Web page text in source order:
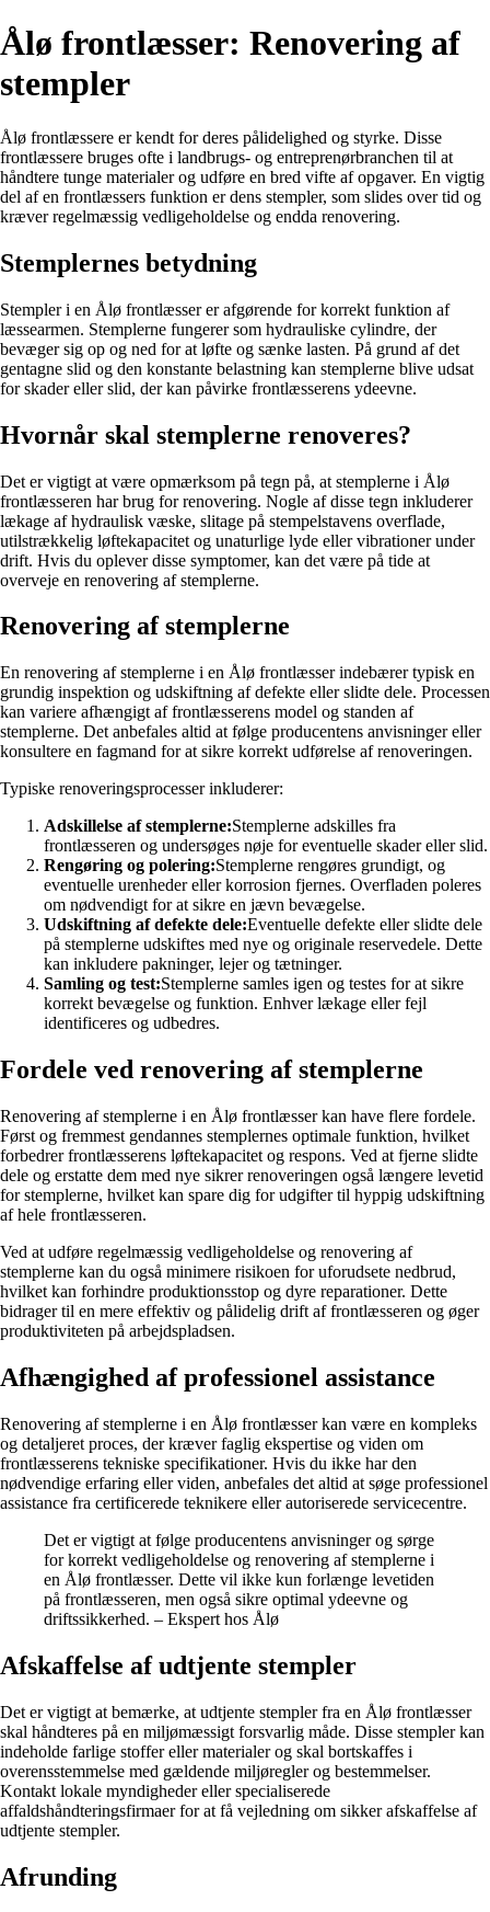
Ålø frontlæsser: Renovering af
stempler
Ålø frontlæssere er kendt for deres pålidelighed og styrke. Disse
frontlæssere bruges ofte i landbrugs- og entreprenørbranchen til at
håndtere tunge materialer og udføre en bred vifte af opgaver. En vigtig
del af en frontlæssers funktion er dens stempler, som slides over tid og
kræver regelmæssig vedligeholdelse og endda renovering.
Stemplernes betydning
Stempler i en Ålø frontlæsser er afgørende for korrekt funktion af
læssearmen. Stemplerne fungerer som hydrauliske cylindre, der
bevæger sig op og ned for at løfte og sænke lasten. På grund af det
gentagne slid og den konstante belastning kan stemplerne blive udsat
for skader eller slid, der kan påvirke frontlæsserens ydeevne.
Hvornår skal stemplerne renoveres?
Det er vigtigt at være opmærksom på tegn på, at stemplerne i Ålø
frontlæsseren har brug for renovering. Nogle af disse tegn inkluderer
lækage af hydraulisk væske, slitage på stempelstavens overflade,
utilstrækkelig løftekapacitet og unaturlige lyde eller vibrationer under
drift. Hvis du oplever disse symptomer, kan det være på tide at
overveje en renovering af stemplerne.
Renovering af stemplerne
En renovering af stemplerne i en Ålø frontlæsser indebærer typisk en
grundig inspektion og udskiftning af defekte eller slidte dele. Processen
kan variere afhængigt af frontlæsserens model og standen af
stemplerne. Det anbefales altid at følge producentens anvisninger eller
konsultere en fagmand for at sikre korrekt udførelse af renoveringen.
Typiske renoveringsprocesser inkluderer:
Adskillelse af stemplerne:Stemplerne adskilles fra
frontlæsseren og undersøges nøje for eventuelle skader eller slid.
Rengøring og polering:Stemplerne rengøres grundigt, og
eventuelle urenheder eller korrosion fjernes. Overfladen poleres
om nødvendigt for at sikre en jævn bevægelse.
Udskiftning af defekte dele:Eventuelle defekte eller slidte dele
på stemplerne udskiftes med nye og originale reservedele. Dette
kan inkludere pakninger, lejer og tætninger.
Samling og test:Stemplerne samles igen og testes for at sikre
korrekt bevægelse og funktion. Enhver lækage eller fejl
identificeres og udbedres.
Fordele ved renovering af stemplerne
Renovering af stemplerne i en Ålø frontlæsser kan have flere fordele.
Først og fremmest gendannes stemplernes optimale funktion, hvilket
forbedrer frontlæsserens løftekapacitet og respons. Ved at fjerne slidte
dele og erstatte dem med nye sikrer renoveringen også længere levetid
for stemplerne, hvilket kan spare dig for udgifter til hyppig udskiftning
af hele frontlæsseren.
Ved at udføre regelmæssig vedligeholdelse og renovering af
stemplerne kan du også minimere risikoen for uforudsete nedbrud,
hvilket kan forhindre produktionsstop og dyre reparationer. Dette
bidrager til en mere effektiv og pålidelig drift af frontlæsseren og øger
produktiviteten på arbejdspladsen.
Afhængighed af professionel assistance
Renovering af stemplerne i en Ålø frontlæsser kan være en kompleks
og detaljeret proces, der kræver faglig ekspertise og viden om
frontlæsserens tekniske specifikationer. Hvis du ikke har den
nødvendige erfaring eller viden, anbefales det altid at søge professionel
assistance fra certificerede teknikere eller autoriserede servicecentre.
Det er vigtigt at følge producentens anvisninger og sørge
for korrekt vedligeholdelse og renovering af stemplerne i
en Ålø frontlæsser. Dette vil ikke kun forlænge levetiden
på frontlæsseren, men også sikre optimal ydeevne og
driftssikkerhed. – Ekspert hos Ålø
Afskaffelse af udtjente stempler
Det er vigtigt at bemærke, at udtjente stempler fra en Ålø frontlæsser
skal håndteres på en miljømæssigt forsvarlig måde. Disse stempler kan
indeholde farlige stoffer eller materialer og skal bortskaffes i
overensstemmelse med gældende miljøregler og bestemmelser.
Kontakt lokale myndigheder eller specialiserede
affaldshåndteringsfirmaer for at få vejledning om sikker afskaffelse af
udtjente stempler.
Afrunding